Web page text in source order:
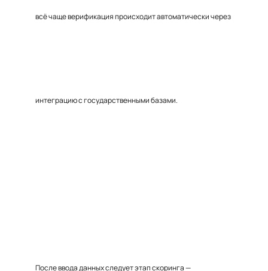
всё чаще верификация происходит автоматически через
интеграцию с государственными базами.
После ввода данных следует этап скоринга —